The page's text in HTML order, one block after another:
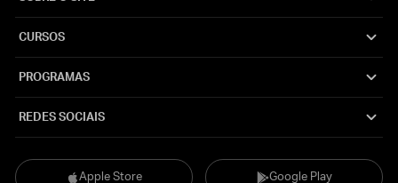
Apple Store Google Play
CURSOS
PROGRAMAS
REDES SOCIAIS